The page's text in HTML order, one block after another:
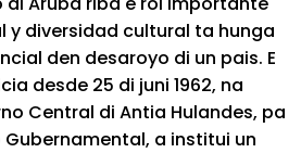
y diversidad cultural ta hunga
den desaroyo di un pais. E
desde 25 di juni 1962, na
Central di Antia Hulandes, pa
a institui un